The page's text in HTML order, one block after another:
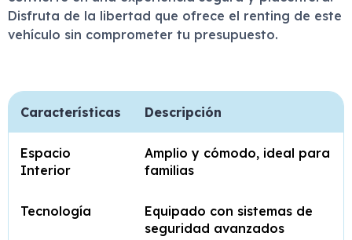
Disfruta de la libertad que ofrece el renting de este
vehículo sin comprometer tu presupuesto.
Características Descripción
Espacio
Interior
Amplio y cómodo, ideal para
familias
Tecnología
Equipado con sistemas de
seguridad avanzados